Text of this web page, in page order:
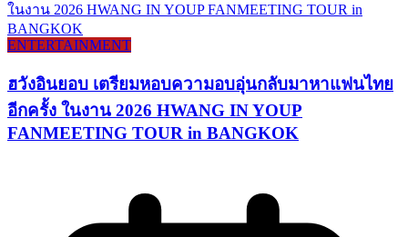
ENTERTAINMENT
ฮวังอินยอบ เตรียมหอบความอบอุ่นกลับมาหาแฟนไทย
อีกครั้ง ในงาน 2026 HWANG IN YOUP
FANMEETING TOUR in BANGKOK